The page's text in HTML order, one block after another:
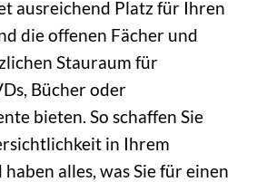
ausreichend Platz für Ihren
die offenen Fächer und
Stauraum für
Bücher oder
bieten. So schaffen Sie
in Ihrem
alles, was Sie für einen